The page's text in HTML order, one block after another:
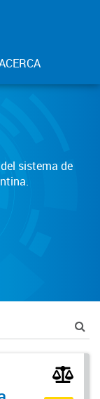
sistema de